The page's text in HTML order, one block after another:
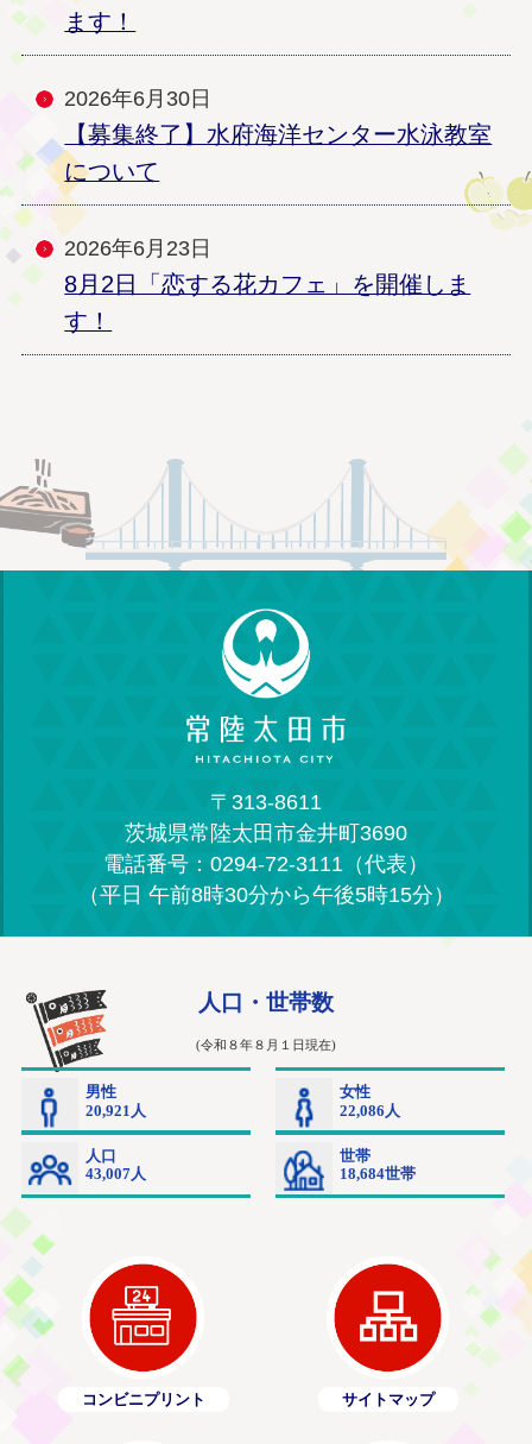
ます！
2026年6月30日
【募集終了】水府海洋センター水泳教室
について
2026年6月23日
8月2日「恋する花カフェ」を開催しま
す！
〒313-8611
茨城県常陸太田市金井町3690
電話番号：0294-72-3111（代表）
（平日 午前8時30分から午後5時15分）
コンビニプリント サイトマップ